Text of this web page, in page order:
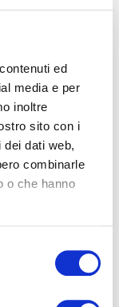
ed
media e per
inoltre
sito con i
dati web,
combinarle
o che hanno
fosforo,